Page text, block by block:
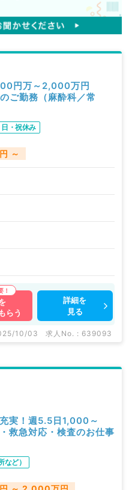
円万～2,000万円
ご勤務（麻酔科／常
・祝休み
～
らう
詳細を
見る
10/03 求人No. : 639093
実！週5.5日1,000～
救急対応・検査のお仕事
など）